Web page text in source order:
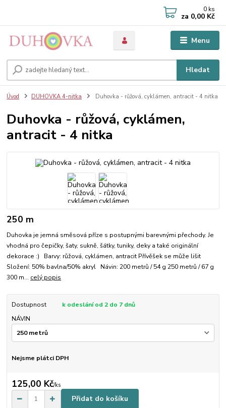
Menu
Hledat
0 ks
za 0,00 Kč
Úvod DUHOVKA 4-nitka Duhovka - růžová, cyklámen, antracit - 4 nitka
Duhovka - růžová, cyklámen,
antracit - 4 nitka
250 m
Duhovka je jemná směsová příze s postupnými barevnými přechody. Je
vhodná pro čepičky, šaty, sukně, šátky, tuniky, deky a také originální
dekorace :) Barvy: růžová, cyklámen, antracit Přívěšek se může lišit
Složení: 50% bavlna/50% akryl Návin: 200 metrů / 54 g 250 metrů / 67 g
300 m... celý popis
Dostupnost
k odeslání od 2 do 7 dnů
NÁVIN
Nejsme plátci DPH
125,00 Kč/ks
Přidat do košíku